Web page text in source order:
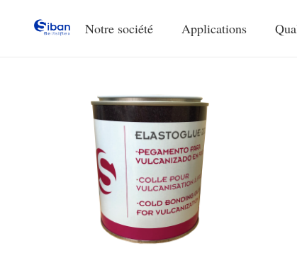
Notre société Applications